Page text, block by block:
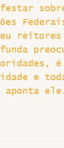
reitores
e
aponta